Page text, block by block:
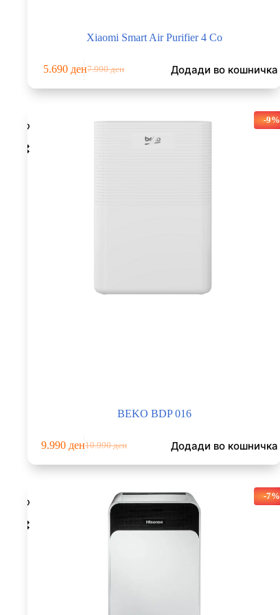
Xiaomi Smart Air Purifier 4 Co
7.990ден
Original
price
5.690 денCurrent
price
Додади во кошничка
-9%
BEKO BDP 016
10.990ден
Original
price
9.990 денCurrent
price
Додади во кошничка
-7%